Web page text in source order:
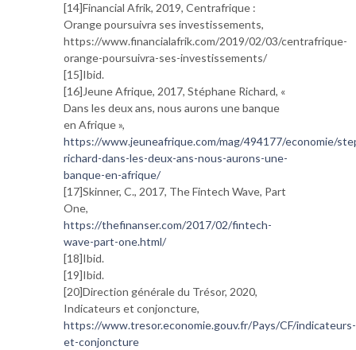
[14]Financial Afrik, 2019, Centrafrique :
Orange poursuivra ses investissements,
https://www.financialafrik.com/2019/02/03/centrafrique-
orange-poursuivra-ses-investissements/
[15]Ibid.
[16]Jeune Afrique, 2017, Stéphane Richard, «
Dans les deux ans, nous aurons une banque
en Afrique »,
https://www.jeuneafrique.com/mag/494177/economie/
richard-dans-les-deux-ans-nous-aurons-une-
banque-en-afrique/
[17]Skinner, C., 2017, The Fintech Wave, Part
One,
https://thefinanser.com/2017/02/fintech-
wave-part-one.html/
[18]Ibid.
[19]Ibid.
[20]Direction générale du Trésor, 2020,
Indicateurs et conjoncture,
https://www.tresor.economie.gouv.fr/Pays/CF/indicateurs-
et-conjoncture